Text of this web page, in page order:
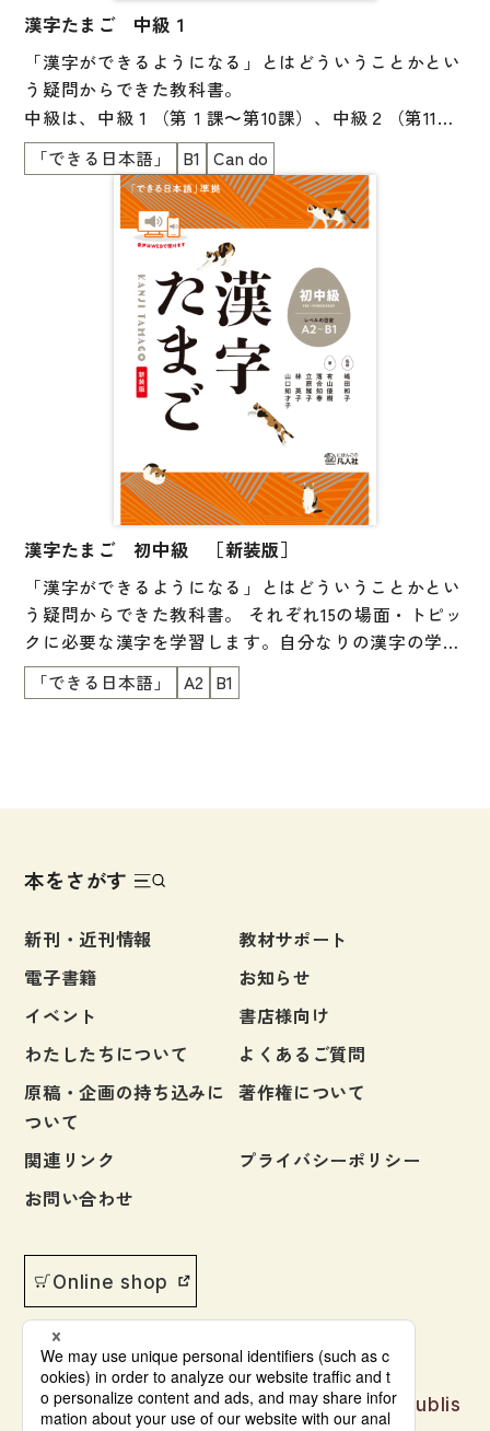
漢字たまご 中級１
「漢字ができるようになる」とはどういうことかとい
う疑問からできた教科書。
中級は、中級１（第１課～第10課）、中級２（第11課
～第20課）の２分冊となっています。
＜３つの柱＞
・何ができるかが明確になっている
・漢字の接触場面から学ぶ
・漢字学習ストラテジーを身につける
「できる日本語」 B1 Can do
漢字たまご 初中級 ［新装版］
「漢字ができるようになる」とはどういうことかとい
う疑問からできた教科書。 それぞれ15の場面・トピッ
クに必要な漢字を学習します。自分なりの漢字の学び
方を身につけられる工夫が随所にあるのも特長です。
学習した漢字は、実際の場面に近い状況で、必要な情
拠。初級、初中級でN4、N5の漢字をカバーします。
「できる日本語」 A2 B1
本をさがす
新刊・近刊情報
教材サポート
電子書籍
お知らせ
イベント
書店様向け
わたしたちについて
よくあるご質問
原稿・企画の持ち込みに
ついて
著作権について
関連リンク
プライバシーポリシー
お問い合わせ
Online shop
Japanese language learning materials publis